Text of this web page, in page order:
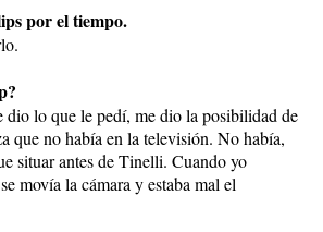
por el tiempo.
dio lo que le pedí, me dio la posibilidad de
que no había en la televisión. No había,
situar antes de Tinelli. Cuando yo
movía la cámara y estaba mal el